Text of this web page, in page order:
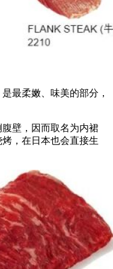
最柔嫩、味美的部分，
壁，因而取名为内裙
，在日本也会直接生